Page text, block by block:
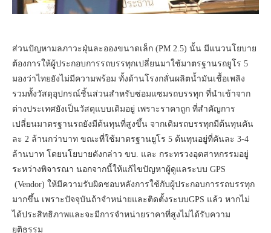
ส่วนปัญหามลภาวะฝุ่นละอองขนาดเล็ก (PM 2.5) นั้น มีแนวนโยบาย
ต้องการให้ผู้ประกอบการรถบรรทุกเปลี่ยนมาใช้มาตรฐานรถยูโร 5
มองว่าไทยยังไม่มีความพร้อม ทั้งด้านโรงกลั่นผลิตน้ำมันเชื้อเพลิง
รวมทั้งวัสดุอุปกรณ์ชิ้นส่วนสำหรับซ่อมแซมรถบรรทุก ที่นำเข้าจาก
ต่างประเทศยังเป็นวัสดุแบบเดิมอยู่ เพราะราคาถูก ที่สำคัญการ
เปลี่ยนมาตรฐานรถยังมีต้นทุนที่สูงขึ้น จากเดิมรถบรรทุกมีต้นทุนคัน
ละ 2 ล้านกว่าบาท ขณะที่ใช้มาตรฐานยูโร 5 ต้นทุนอยู่ที่คันละ 3-4
ล้านบาท โดยนโยบายดังกล่าว ขบ. และ กระทรวงอุตสาหกรรมอยู่
ระหว่างพิจารณา นอกจากนี้ให้แก้ไขปัญหาผู้ดูแลระบบ GPS
(Vendor) ให้มีความรับผิดชอบหลังการใช้กับผู้ประกอบการรถบรรทุก
มากขึ้น เพราะปัจจุบันถ้าจำหน่ายและติดตั้งระบบGPS แล้ว หากไม่
ได้ประสิทธิภาพและจะมีการจำหน่ายราคาที่สูงไม่ได้รับความ
ยุติธรรม